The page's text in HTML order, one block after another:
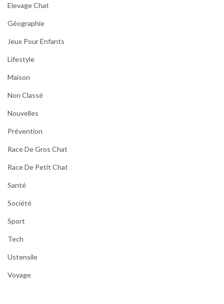
Elevage Chat
Géographie
Jeux Pour Enfants
Lifestyle
Maison
Non Classé
Nouvelles
Prévention
Race De Gros Chat
Race De Petit Chat
Santé
Société
Sport
Tech
Ustensile
Voyage